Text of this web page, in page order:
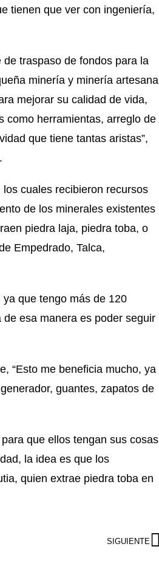
tienen que ver con ingeniería,
traspaso de fondos para la
minería y minería artesanal
mejorar su calidad de vida,
como herramientas, arreglo de
que tiene tantas aristas”,
cuales recibieron recursos
de los minerales existentes
piedra laja, piedra toba, o
Empedrado, Talca,
que tengo más de 120
esa manera es poder seguir
“Esto me beneficia mucho, ya
guantes, zapatos de
que ellos tengan sus cosas
la idea es que los
quien extrae piedra toba en
SIGUIENTE